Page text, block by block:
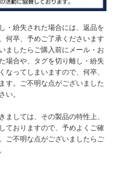
・紛失された場合には、返品を
何卒、予めご了承くださいます
ましたらご購入前にメール・お
場合や、タグを切り離し・紛失
なってしまいますので、何卒、
す。ご不明な点がございました
い。
しては、その製品の特性上、
ておりますので、予めよくご確
ご不明な点がございましたらご